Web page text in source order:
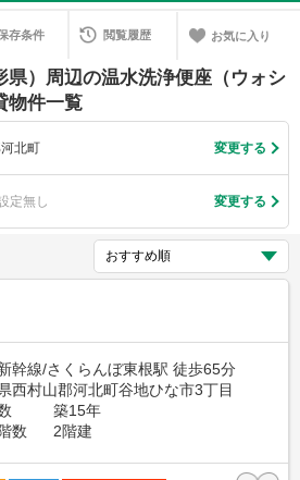
存条件 閲覧履歴 お気に入り
県）周辺の温水洗浄便座（ウォシ
物件一覧
北町 変更する
定無し 変更する
幹線/さくらんぼ東根駅 徒歩65分
西村山郡河北町谷地ひな市3丁目
築15年
数
2階建